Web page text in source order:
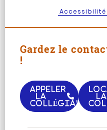
Gardez le
!
APPELER
LA
COLLÉGIALE
LA